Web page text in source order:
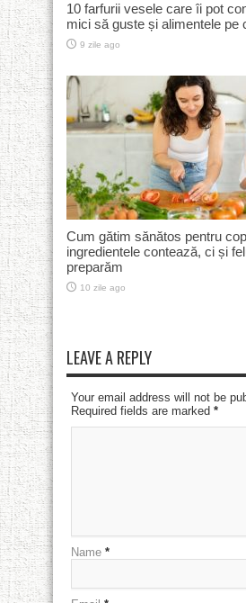
10 farfurii vesele care îi pot
mici să guste și alimentele pe
9 zile ago
Cum gătim sănătos pentru
ingredientele contează, ci și
preparăm
10 zile ago
LEAVE A REPLY
Your email address will not be
Required fields are marked *
Name *